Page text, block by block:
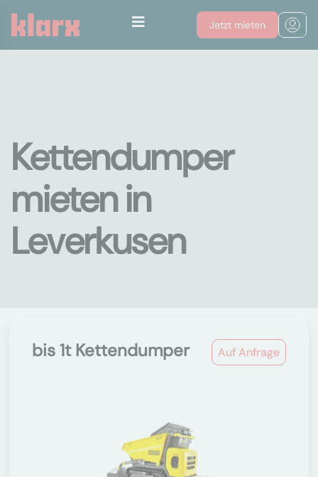
Jetzt mieten
Kettendumper
mieten in
Leverkusen
Auf Anfrage
bis 1t Kettendumper